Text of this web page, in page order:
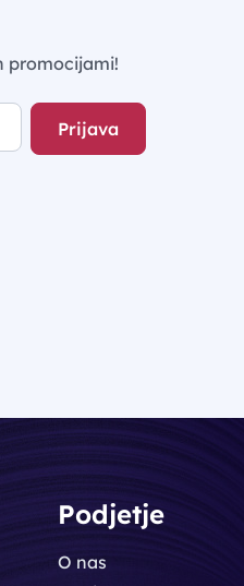
promocijami!
Prijava
Podjetje
O nas